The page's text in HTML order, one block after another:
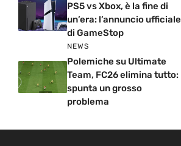
PS5 vs Xbox, è la fine di
un’era: l’annuncio ufficiale
di GameStop
NEWS
Polemiche su Ultimate
Team, FC26 elimina tutto:
spunta un grosso
problema